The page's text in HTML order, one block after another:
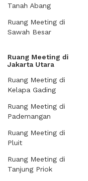
Tanah Abang
Ruang Meeting di
Sawah Besar
Ruang Meeting di
Jakarta Utara
Ruang Meeting di
Kelapa Gading
Ruang Meeting di
Pademangan
Ruang Meeting di
Pluit
Ruang Meeting di
Tanjung Priok